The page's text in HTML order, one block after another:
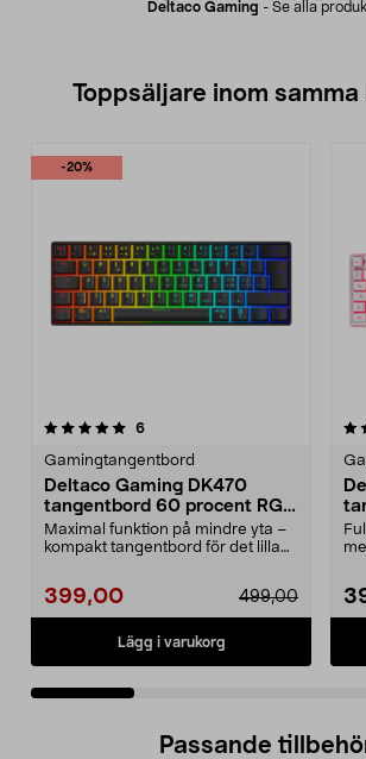
Deltaco Gaming - Se alla
Toppsäljare inom
-20%
6recensioner
Gamingtangentbord
Deltaco Gaming DK470
tangentbord 60 procent RGB
svart
Maximal funktion på mindre yta –
kompakt tangentbord för det lilla
399,00 499,00
Lägg i varukorg
4.5 av 5 stjärnor
Passande